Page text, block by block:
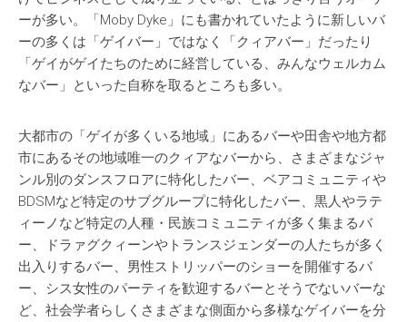
ーが多い。「Moby Dyke」にも書かれていたように新しいバ
ーの多くは「ゲイバー」ではなく「クィアバー」だったり
「ゲイがゲイたちのために経営している、みんなウェルカム
なバー」といった自称を取るところも多い。
大都市の「ゲイが多くいる地域」にあるバーや田舎や地方都
市にあるその地域唯一のクィアなバーから、さまざまなジャ
ンル別のダンスフロアに特化したバー、ベアコミュニティや
BDSMなど特定のサブグループに特化したバー、黒人やラテ
ィーノなど特定の人種・民族コミュニティが多く集まるバ
ー、ドラァグクィーンやトランスジェンダーの人たちが多く
出入りするバー、男性ストリッパーのショーを開催するバ
ー、シス女性のパーティを歓迎するバーとそうでないバーな
ど、社会学者らしくさまざまな側面から多様なゲイバーを分